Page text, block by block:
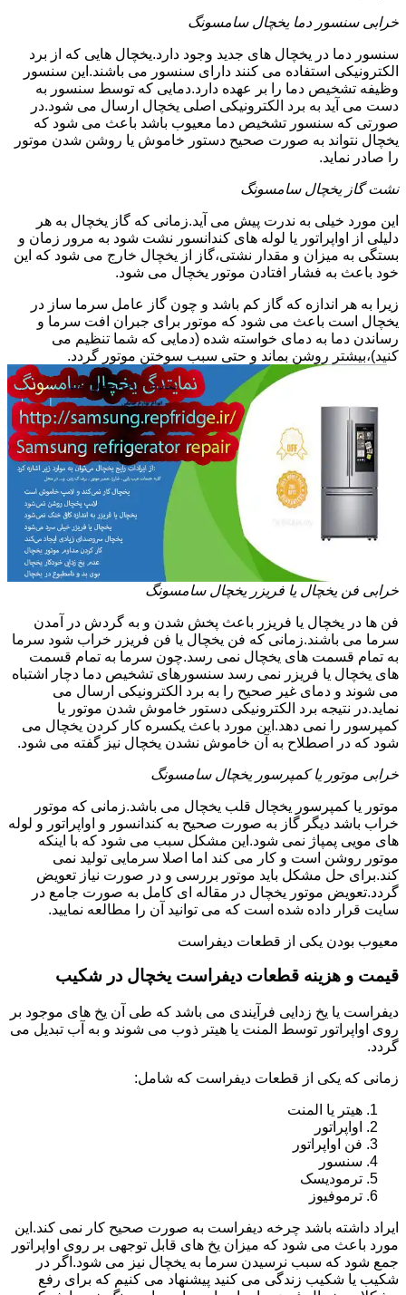
خرابی سنسور دما یخچال سامسونگ
سنسور دما در یخچال های جدید وجود دارد.یخچال هایی که از برد
الکترونیکی استفاده می کنند دارای سنسور می باشند.این سنسور
وظیفه تشخیص دما را بر عهده دارد.دمایی که توسط سنسور به
دست می آید به برد الکترونیکی اصلی یخچال ارسال می شود.در
صورتی که سنسور تشخیص دما معیوب باشد باعث می شود که
یخچال نتواند به صورت صحیح دستور خاموش یا روشن شدن موتور
را صادر نماید.
نشت گاز یخچال سامسونگ
این مورد خیلی به ندرت پیش می آید.زمانی که گاز یخچال به هر
دلیلی از اواپراتور یا لوله های کندانسور نشت شود به مرور زمان و
بستگی به میزان و مقدار نشتی،گاز از یخچال خارج می شود که این
خود باعث به فشار افتادن موتور یخچال می شود.
زیرا به هر اندازه که گاز کم باشد و چون گاز عامل سرما ساز در
یخچال است باعث می شود که موتور برای جبران افت سرما و
رساندن دما به دمای خواسته شده (دمایی که شما تنظیم می
کنید)،بیشتر روشن بماند و حتی سبب سوختن موتور گردد.
خرابی فن یخچال یا فریزر یخچال سامسونگ
فن ها در یخچال یا فریزر باعث پخش شدن و به گردش در آمدن
سرما می باشند.زمانی که فن یخچال یا فن فریزر خراب شود سرما
به تمام قسمت های یخچال نمی رسد.چون سرما به تمام قسمت
های یخچال یا فریزر نمی رسد سنسورهای تشخیص دما دچار اشتباه
می شوند و دمای غیر صحیح را به برد الکترونیکی ارسال می
نماید.در نتیجه برد الکترونیکی دستور خاموش شدن موتور یا
کمپرسور را نمی دهد.این مورد باعث یکسره کار کردن یخچال می
شود که در اصطلاح به آن خاموش نشدن یخچال نیز گفته می شود.
خرابی موتور یا کمپرسور یخچال سامسونگ
موتور یا کمپرسور یخچال قلب یخچال می باشد.زمانی که موتور
خراب باشد دیگر گاز به صورت صحیح به کندانسور و اواپراتور و لوله
های مویی پمپاژ نمی شود.این مشکل سبب می شود که با اینکه
موتور روشن است و کار می کند اما اصلا سرمایی تولید نمی
کند.برای حل مشکل باید موتور بررسی و در صورت نیاز تعویض
گردد.تعویض موتور یخچال در مقاله ای کامل به صورت جامع در
سایت قرار داده شده است که می توانید آن را مطالعه نمایید.
معیوب بودن یکی از قطعات دیفراست
قیمت و هزینه قطعات دیفراست یخچال در شکیب
دیفراست یا یخ زدایی فرآیندی می باشد که طی آن یخ های موجود بر
روی اواپراتور توسط المنت یا هیتر ذوب می شوند و به آب تبدیل می
گردد.
زمانی که یکی از قطعات دیفراست که شامل:
هیتر یا المنت
اواپراتور
فن اواپراتور
سنسور
ترمودیسک
ترموفیوز
ایراد داشته باشد چرخه دیفراست به صورت صحیح کار نمی کند.این
مورد باعث می شود که میزان یخ های قابل توجهی بر روی اواپراتور
جمع شود که سبب نرسیدن سرما به یخچال نیز می شود.اگر در
شکیب یا شکیب زندگی می کنید پیشنهاد می کنیم که برای رفع